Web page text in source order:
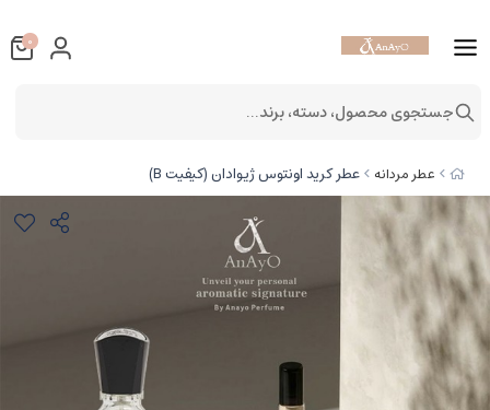
عطر مردانه عطر کرید اونتوس ژیوادان (کیفیت B)
0
جستجوی محصول، دسته، برند...